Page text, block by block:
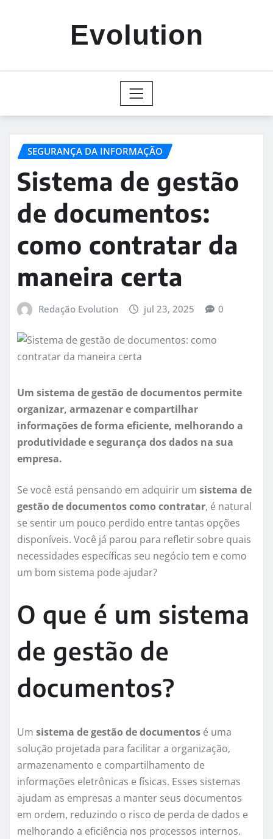
Evolution
SEGURANÇA DA INFORMAÇÃO
Sistema de gestão
de documentos:
como contratar da
maneira certa
Redação Evolution jul 23, 2025 0
Um sistema de gestão de documentos permite
organizar, armazenar e compartilhar
informações de forma eficiente, melhorando a
produtividade e segurança dos dados na sua
empresa.
Se você está pensando em adquirir um sistema de
gestão de documentos como contratar, é natural
se sentir um pouco perdido entre tantas opções
disponíveis. Você já parou para refletir sobre quais
necessidades específicas seu negócio tem e como
um bom sistema pode ajudar?
O que é um sistema
de gestão de
documentos?
Um sistema de gestão de documentos é uma
solução projetada para facilitar a organização,
armazenamento e compartilhamento de
informações eletrônicas e físicas. Esses sistemas
ajudam as empresas a manter seus documentos
em ordem, reduzindo o risco de perda de dados e
melhorando a eficiência nos processos internos.